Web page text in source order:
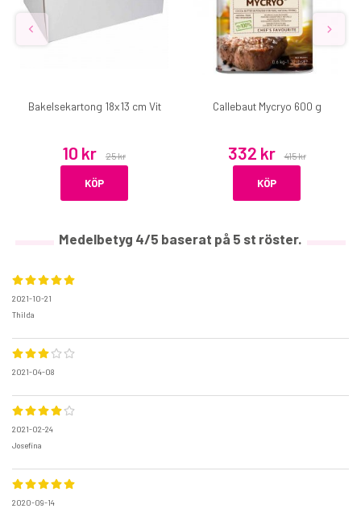
Bakelsekartong 18x13 cm Vit
10 kr 25 kr
KÖP
Callebaut Mycryo 600 g
332 kr 415 kr
KÖP
Medelbetyg 4/5 baserat på 5 st röster.
2021-10-21
Thilda
2021-04-08
2021-02-24
Josefina
2020-09-14